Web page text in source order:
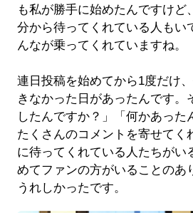
も私が勝手に始めたんですけど
分から待ってくれている人もい
んなが乗ってくれていますね。
連日投稿を始めてから1度だけ
きなかった日があったんです。
したんですか？」「何かあった
たくさんのコメントを寄せてく
に待ってくれている人たちがい
めてファンの方がいることのあ
うれしかったです。